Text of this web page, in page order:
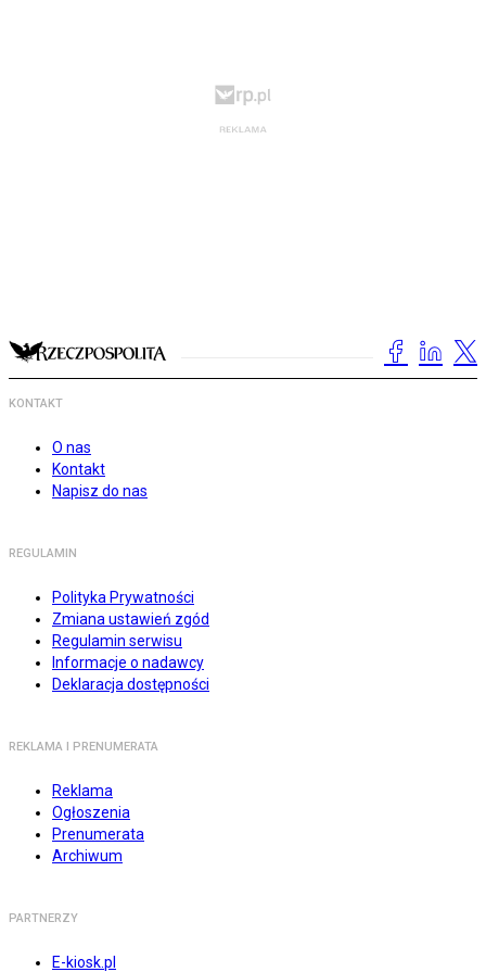
KONTAKT
O nas
Kontakt
Napisz do nas
REGULAMIN
Polityka Prywatności
Zmiana ustawień zgód
Regulamin serwisu
Informacje o nadawcy
Deklaracja dostępności
REKLAMA I PRENUMERATA
Reklama
Ogłoszenia
Prenumerata
Archiwum
PARTNERZY
E-kiosk.pl